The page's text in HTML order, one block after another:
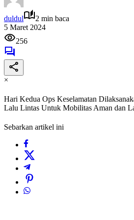
duldul
2 min baca
5 Maret 2024
256
×
Hari Kedua Ops Keselamatan
Lalu Lintas Untuk Mobilitas Aman dan
Sebarkan artikel ini